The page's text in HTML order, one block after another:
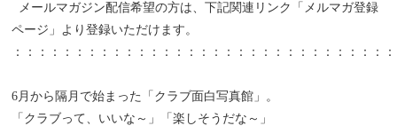
メールマガジン配信希望の方は、下記関連リンク「メルマガ登録
ページ」より登録いただけます。
：：：：：：：：：：：：：：：：：：：：：：：：：：：：：：
6月から隔月で始まった「クラブ面白写真館」。
「クラブって、いいな～」「楽しそうだな～」